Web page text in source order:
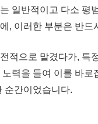
일반적이고 다소 평
, 이러한 부분은 반
적으로 맡겼다가, 특
력을 들여 이를 바로
순간이었습니다.